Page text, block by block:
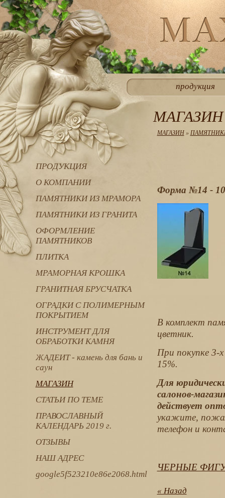
продукция
ПРОДУКЦИЯ
О КОМПАНИИ
ПАМЯТНИКИ ИЗ МРАМОРА
ПАМЯТНИКИ ИЗ ГРАНИТА
ОФОРМЛЕНИЕ
ПАМЯТНИКОВ
ПЛИТКА
МРАМОРНАЯ КРОШКА
ГРАНИТНАЯ БРУСЧАТКА
ОГРАДКИ С ПОЛИМЕРНЫМ
ПОКРЫТИЕМ
ИНСТРУМЕНТ ДЛЯ
ОБРАБОТКИ КАМНЯ
ЖАДЕИТ - камень для бань и
саун
МАГАЗИН
СТАТЬИ ПО ТЕМЕ
ПРАВОСЛАВНЫЙ
КАЛЕНДАРЬ 2019 г.
ОТЗЫВЫ
НАШ АДРЕС
google5f523210e86e2068.html
МАГАЗИН
МАГАЗИН»
Форма №14 -
В комплект
цветник.
При покупке 3-
15%.
Для
салонов-
действует
укажите,
телефон и
ЧЕРНЫЕ
« Назад